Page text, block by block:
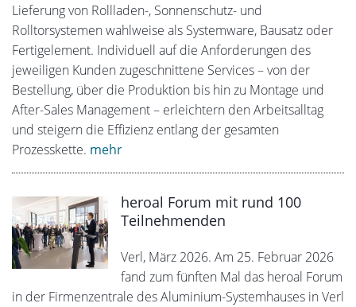
Lieferung von Rollladen-, Sonnenschutz- und
Rolltorsystemen wahlweise als Systemware, Bausatz oder
Fertigelement. Individuell auf die Anforderungen des
jeweiligen Kunden zugeschnittene Services – von der
Bestellung, über die Produktion bis hin zu Montage und
After-Sales Management – erleichtern den Arbeitsalltag
und steigern die Effizienz entlang der gesamten
Prozesskette. mehr
heroal Forum mit rund 100
Teilnehmenden
Verl, März 2026. Am 25. Februar 2026
fand zum fünften Mal das heroal Forum
in der Firmenzentrale des Aluminium-Systemhauses in Verl